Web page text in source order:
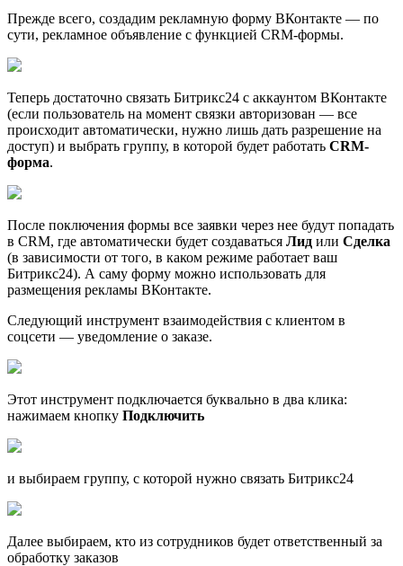
Прежде всего, создадим рекламную форму ВКонтакте — по
сути, рекламное объявление с функцией CRM-формы.
Теперь достаточно связать Битрикс24 с аккаунтом ВКонтакте
(если пользователь на момент связки авторизован — все
происходит автоматически, нужно лишь дать разрешение на
доступ) и выбрать группу, в которой будет работать CRM-
форма.
После поключения формы все заявки через нее будут попадать
в CRM, где автоматически будет создаваться Лид или Сделка
(в зависимости от того, в каком режиме работает ваш
Битрикс24). А саму форму можно использовать для
размещения рекламы ВКонтакте.
Следующий инструмент взаимодействия с клиентом в
соцсети — уведомление о заказе.
Этот инструмент подключается буквально в два клика:
нажимаем кнопку Подключить
и выбираем группу, с которой нужно связать Битрикс24
Далее выбираем, кто из сотрудников будет ответственный за
обработку заказов